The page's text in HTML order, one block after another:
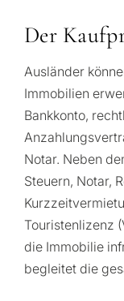
Der
Ausländer
Immobilien
Bankkonto,
Notar. Neben
Steuern, Notar,
Touristenlizenz
die Immobilie
begleitet die